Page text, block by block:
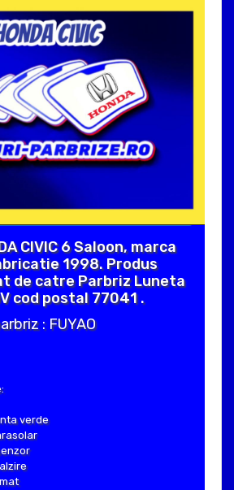
CIVIC 6 Saloon, marca
1998. Produs
de catre Parbriz Luneta
cod postal 77041 .
: FUYAO
verde